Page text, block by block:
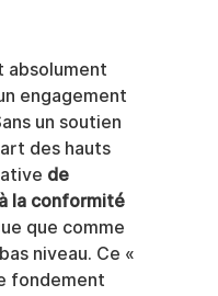
absolument
engagement
un soutien
des hauts
de
la conformité
que comme
niveau. Ce «
fondement